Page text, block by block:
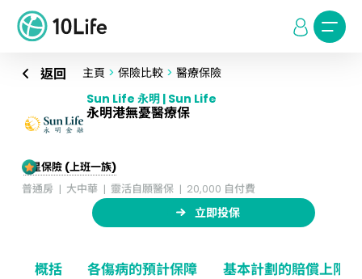
返回 主頁 > 保險比較> 醫療保險
Sun Life 永明 | Sun Life
永明港無憂醫療保
5星保險 (上班一族)
普通房
大中華 靈活自願醫保 20,000 自付費
立即投保
概括 各傷病的預計保障 基本計劃的賠償上限